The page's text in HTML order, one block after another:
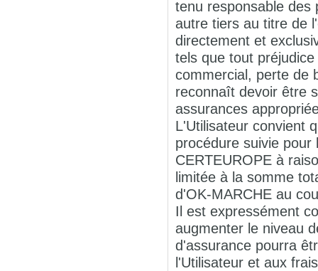
tenu responsable des
autre tiers au titre de
directement et
tels que tout
commercial, perte de
reconnaît devoir être
assurances
L'Utilisateur convient
procédure suivie
CERTEUROPE à
limitée à la somme
d'OK-MARCHE au
Il est expressément
augmenter le niveau
d'assurance pourra
l'Utilisateur et aux